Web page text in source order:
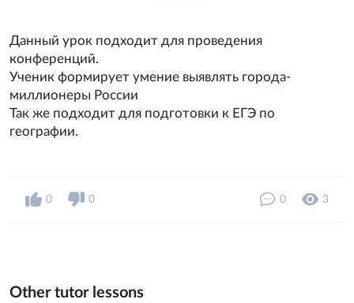
Данный урок подходит для проведения
конференций.
Ученик формирует умение выявлять города-
миллионеры России
Так же подходит для подготовки к ЕГЭ по
географии.
0 0 0 3
Other tutor lessons